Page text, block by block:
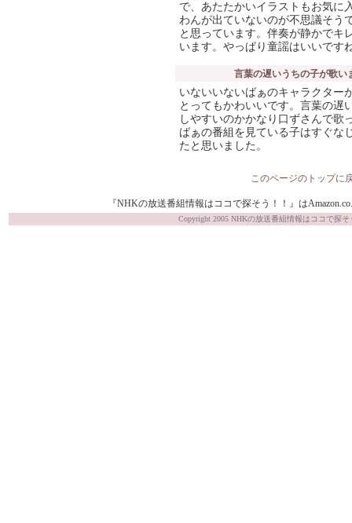
で、あたたかいイラストもお気に
わんが出ていないのが不思議そう
と思っています。伴奏が静かでキ
います。やっぱり童謡はいいです
言葉の遅いうちの子が歌い
いないいないばぁのキャラクター
とってもかわいいです。言葉の遅
しやすいのかかなり口ずさんで歌
ばぁの番組を見ている子はすぐな
たと思いました。
このページのトップに
『NHKの放送番組情報はココで探そう！！』は
Copyright 2005 NHKの放送番組情報はココで探そ